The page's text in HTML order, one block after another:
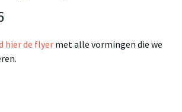
hier de flyer met alle vormingen die we